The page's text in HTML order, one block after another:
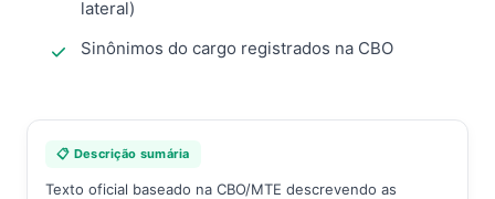
lateral)
Sinônimos do cargo registrados na CBO
📋 Descrição sumária
Texto oficial baseado na CBO/MTE descrevendo as